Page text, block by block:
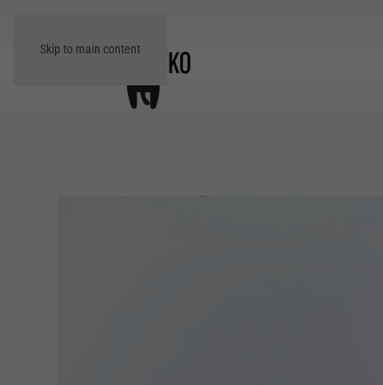
Skip to main content